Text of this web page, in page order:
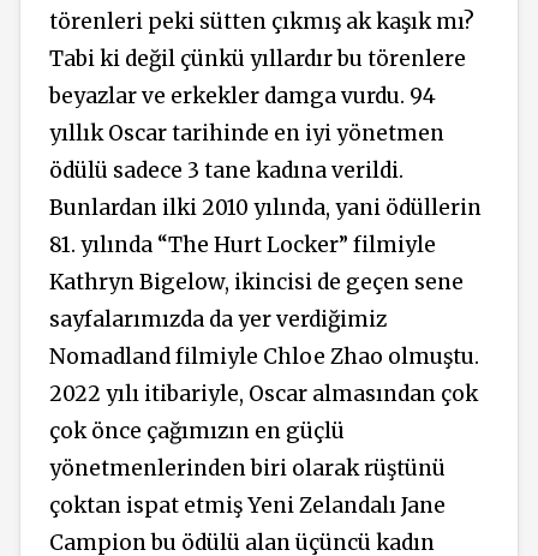
törenleri peki sütten çıkmış ak kaşık mı?
Tabi ki değil çünkü yıllardır bu törenlere
beyazlar ve erkekler damga vurdu. 94
yıllık Oscar tarihinde en iyi yönetmen
ödülü sadece 3 tane kadına verildi.
Bunlardan ilki 2010 yılında, yani ödüllerin
81. yılında “The Hurt Locker” filmiyle
Kathryn Bigelow, ikincisi de geçen sene
sayfalarımızda da yer verdiğimiz
Nomadland filmiyle Chloe Zhao olmuştu.
2022 yılı itibariyle, Oscar almasından çok
çok önce çağımızın en güçlü
yönetmenlerinden biri olarak rüştünü
çoktan ispat etmiş Yeni Zelandalı Jane
Campion bu ödülü alan üçüncü kadın